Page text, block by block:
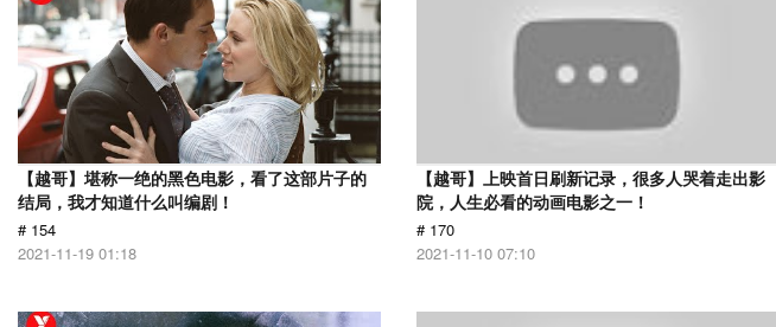
【越哥】堪称一绝的黑色电影，看了这部片子的
结局，我才知道什么叫编剧！
# 154
2021-11-19 01:18
【越哥】上映首日刷新记录，很多人哭着走出影
院，人生必看的动画电影之一！
# 170
2021-11-10 07:10